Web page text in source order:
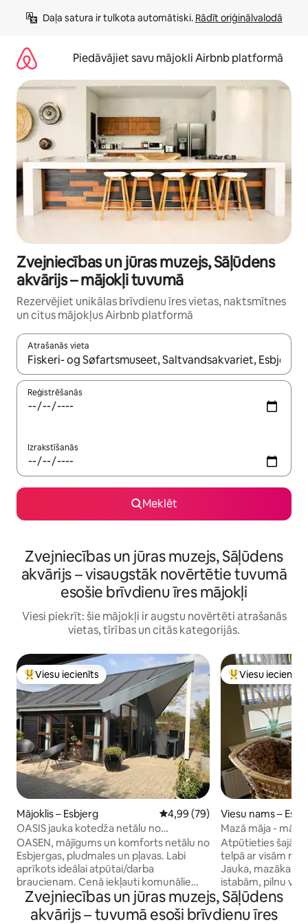
saturu
Daļa satura ir tulkota automātiski. Rādīt oriģinālvalodā
Piedāvājiet savu mājokli Airbnb platformā
Zvejniecības un jūras muzejs, Sāļūdens
akvārijs – mājokļi tuvumā
Rezervējiet unikālas brīvdienu īres vietas, naktsmītnes
un citus mājokļus Airbnb platformā
Atrašanās vieta
Kad rezultāti kļūs pieejami, izmantojiet bultiņu uz augšu un
Reģistrēšanās
Izrakstīšanās
Meklēt
Zvejniecības un jūras muzejs, Sāļūdens
akvārijs – visaugstāk novērtētie tuvumā
esošie brīvdienu īres mājokļi
Viesi piekrīt: šie mājokļi ir augstu novērtēti atrašanās
vietas, tīrības un citās kategorijās.
Populārs viesu iecienīts mājoklis
Viesu iecienīts
Mājoklis – Esbjerg Vidējais vērtējums: 4,99 no 5,
4,99 (79)
OASIS jauka kotedža netālu no
Esbjergas, pludmale un daba
OASEN, mājīgums un komforts netālu no
Esbjergas, pludmales un pļavas. Labi
aprīkots ideālai atpūtai/darba
braucienam. Cenā iekļauti komunālie
maksājumi. Gultas veļu un dvieļus var
iznomāt. Istaba ar 2 gultasvietām,
guļamistaba ar 2 gultasvietām. Piebūve
Populārs viesu
Viesu iecienīts
Viesu nams –
Mazā māja -
Atpūtieties šajā brīvi guļamajā, mierīgajā
telpā ar visām
Jauka, mazāka
istabām, pilnu virtuvi, veļas mazgātavu,
vannasistabu un
Nekārtīga telpa ar
galdu/krēsliem ( kopīgs pamats ar
Zvejniecības un jūras muzejs, Sāļūdens
akvārijs – tuvumā esoši brīvdienu īres